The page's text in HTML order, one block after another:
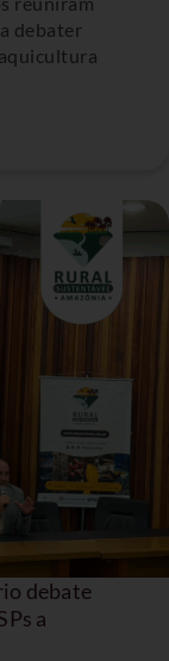
debater
debate
a